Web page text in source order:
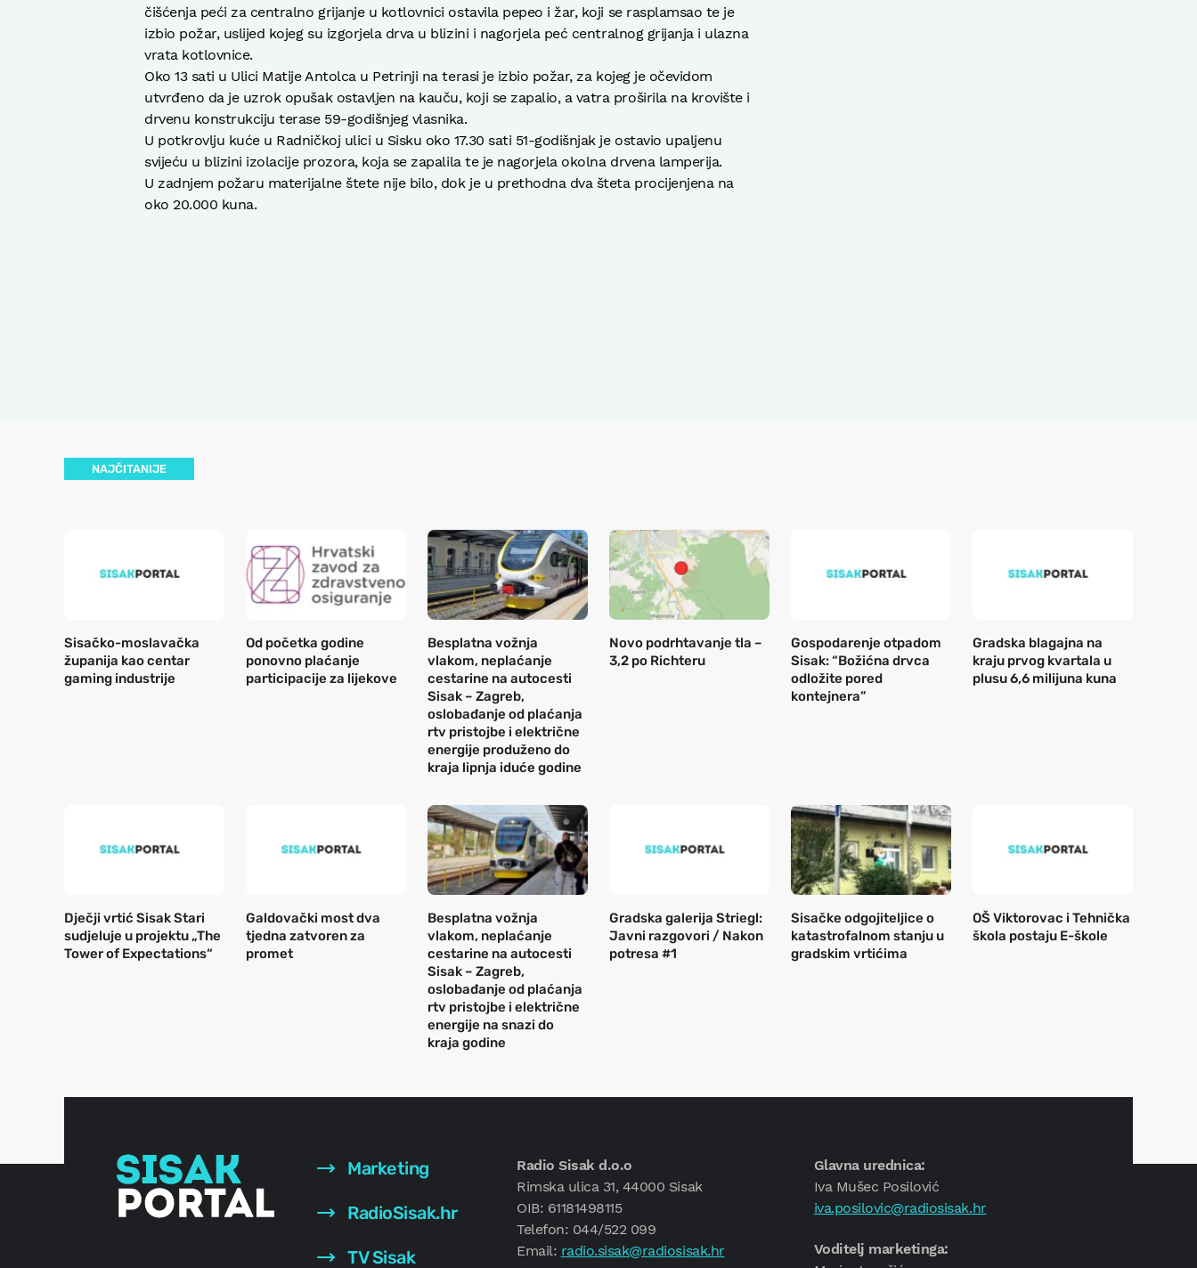
čišćenja peći za centralno grijanje u kotlovnici ostavila pepeo i žar, koji se rasplamsao te je
izbio požar, uslijed kojeg su izgorjela drva u blizini i nagorjela peć centralnog grijanja i ulazna
vrata kotlovnice.
Oko 13 sati u Ulici Matije Antolca u Petrinji na terasi je izbio požar, za kojeg je očevidom
utvrđeno da je uzrok opušak ostavljen na kauču, koji se zapalio, a vatra proširila na krovište i
drvenu konstrukciju terase 59-godišnjeg vlasnika.
U potkrovlju kuće u Radničkoj ulici u Sisku oko 17.30 sati 51-godišnjak je ostavio upaljenu
svijeću u blizini izolacije prozora, koja se zapalila te je nagorjela okolna drvena lamperija.
U zadnjem požaru materijalne štete nije bilo, dok je u prethodna dva šteta procijenjena na
oko 20.000 kuna.
NAJČITANIJE
Sisačko-moslavačka
županija kao centar
gaming industrije
Od početka godine
ponovno plaćanje
participacije za lijekove
Besplatna vožnja
vlakom, neplaćanje
cestarine na autocesti
Sisak – Zagreb,
oslobađanje od plaćanja
rtv pristojbe i električne
energije produženo do
kraja lipnja iduće godine
Novo podrhtavanje tla –
3,2 po Richteru
Gospodarenje otpadom
Sisak: “Božićna drvca
odložite pored
kontejnera”
Gradska blagajna na
kraju prvog kvartala u
plusu 6,6 milijuna kuna
Dječji vrtić Sisak Stari
sudjeluje u projektu „The
Tower of Expectations“
Galdovački most dva
tjedna zatvoren za
promet
Besplatna vožnja
vlakom, neplaćanje
cestarine na autocesti
Sisak – Zagreb,
oslobađanje od plaćanja
rtv pristojbe i električne
energije na snazi do
kraja godine
Gradska galerija Striegl:
Javni razgovori / Nakon
potresa #1
Sisačke odgojiteljice o
katastrofalnom stanju u
gradskim vrtićima
OŠ Viktorovac i Tehnička
škola postaju E-škole
Marketing
RadioSisak.hr
TV Sisak
Radio Sisak d.o.o
Rimska ulica 31, 44000 Sisak
OIB: 61181498115
Telefon: 044/522 099
Email: radio.sisak@radiosisak.hr
Glavna urednica:
Iva Mušec Posilović
iva.posilovic@radiosisak.hr
Voditelj marketinga: